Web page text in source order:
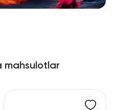
mahsulotlar